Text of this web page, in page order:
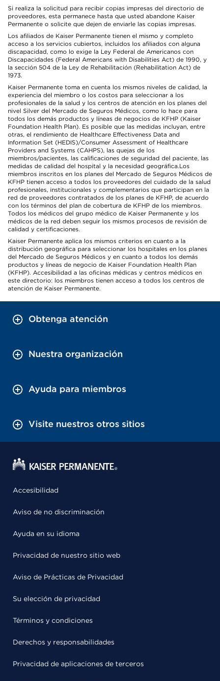
Si realiza la solicitud para recibir copias impresas del directorio de
proveedores, esta permanece hasta que usted abandone Kaiser
Permanente o solicite que dejen de enviarle las copias impresas.
Los afiliados de Kaiser Permanente tienen el mismo y completo
acceso a los servicios cubiertos, incluidos los afiliados con alguna
discapacidad, como lo exige la Ley Federal de Americanos con
Discapacidades (Federal Americans with Disabilities Act) de 1990, y
la sección 504 de la Ley de Rehabilitación (Rehabilitation Act) de
1973.
Kaiser Permanente toma en cuenta los mismos niveles de calidad, la
experiencia del miembro o los costos para seleccionar a los
profesionales de la salud y los centros de atención en los planes del
nivel Silver del Mercado de Seguros Médicos, como lo hace para
todos los demás productos y líneas de negocios de KFHP (Kaiser
Foundation Health Plan). Es posible que las medidas incluyan, entre
otras, el rendimiento de Healthcare Effectiveness Data and
Information Set (HEDIS)/Consumer Assessment of Healthcare
Providers and Systems (CAHPS), las quejas de los
miembros/pacientes, las calificaciones de seguridad del paciente, las
medidas de calidad del hospital y la necesidad geográfica.Los
miembros inscritos en los planes del Mercado de Seguros Médicos de
KFHP tienen acceso a todos los proveedores del cuidado de la salud
profesionales, institucionales y complementarios que participan en la
red de proveedores contratados de los planes de KFHP, de acuerdo
con los términos del plan de cobertura de KFHP de los miembros.
Todos los médicos del grupo médico de Kaiser Permanente y los
médicos de la red deben seguir los mismos procesos de revisión de
calidad y certificaciones.
Kaiser Permanente aplica los mismos criterios en cuanto a la
distribución geográfica para seleccionar los hospitales en los planes
del Mercado de Seguros Médicos y en cuanto a todos los demás
productos y líneas de negocio de Kaiser Foundation Health Plan
(KFHP). Accesibilidad a las oficinas médicas y centros médicos en
este directorio: los miembros tienen acceso a todos los centros de
atención de Kaiser Permanente.
Obtenga atención
Nuestra organización
Ayuda para miembros
Visite nuestros otros sitios
Accesibilidad
Aviso de no discriminación
Ayuda en su idioma
Privacidad de nuestro sitio web
Aviso de Prácticas de Privacidad
Su elección de privacidad
Términos y condiciones
Derechos y responsabilidades
Privacidad de aplicaciones de terceros